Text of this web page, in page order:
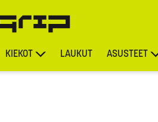
KIEKOT LAUKUT ASUSTEET